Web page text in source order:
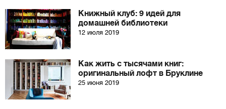
Книжный клуб: 9 идей для
домашней библиотеки
12 июля 2019
Как жить с тысячами книг:
оригинальный лофт в Бруклине
25 июня 2019